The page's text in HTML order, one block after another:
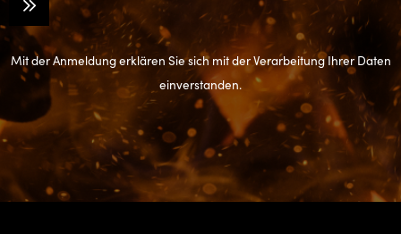
Mit der Anmeldung erklären Sie sich mit der Verarbeitung Ihrer Daten
einverstanden.